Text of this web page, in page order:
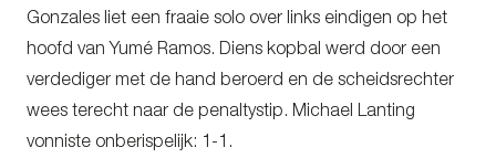
Gonzales liet een fraaie solo over links eindigen op het
hoofd van Yumé Ramos. Diens kopbal werd door een
verdediger met de hand beroerd en de scheidsrechter
wees terecht naar de penaltystip. Michael Lanting
vonniste onberispelijk: 1-1.